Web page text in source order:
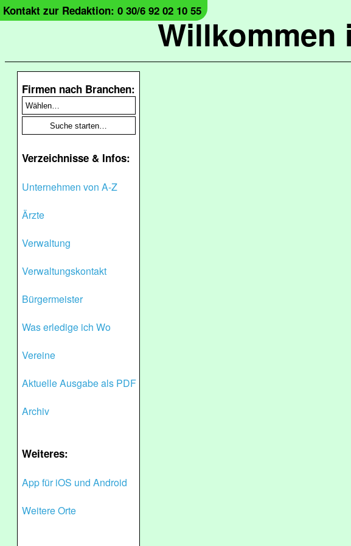
Willkommen
Kontakt zur Redaktion: 0 30/6 92 02 10 55
Firmen nach Branchen:
Verzeichnisse & Infos:
Unternehmen von A-Z
Ärzte
Verwaltung
Verwaltungskontakt
Bürgermeister
Was erledige ich Wo
Vereine
Aktuelle Ausgabe als PDF
Archiv
Weiteres:
App für iOS und Android
Weitere Orte